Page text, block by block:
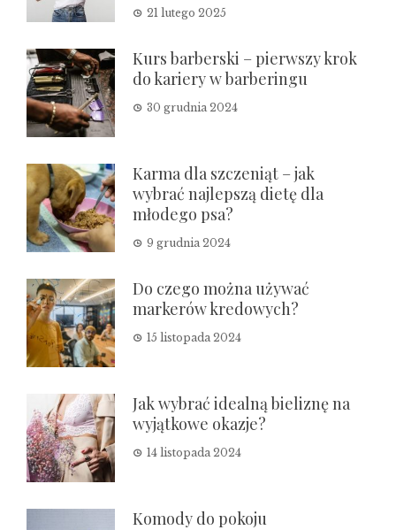
21 lutego 2025
Kurs barberski – pierwszy krok
do kariery w barberingu
30 grudnia 2024
Karma dla szczeniąt – jak
wybrać najlepszą dietę dla
młodego psa?
9 grudnia 2024
Do czego można używać
markerów kredowych?
15 listopada 2024
Jak wybrać idealną bieliznę na
wyjątkowe okazje?
14 listopada 2024
Komody do pokoju